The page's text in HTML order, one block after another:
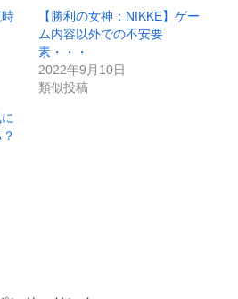
時
【勝利の女神：NIKKE】ゲー
ム内容以外での不安要
素・・・
2022年9月10日
類似投稿